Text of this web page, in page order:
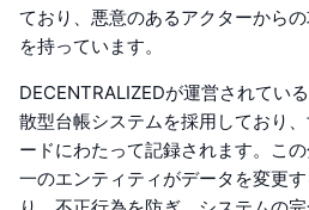
ており、悪意のあるアクターから
を持っています。
DECENTRALIZEDが運営されてい
散型台帳システムを採用しており
ードにわたって記録されます。こ
一のエンティティがデータを変更